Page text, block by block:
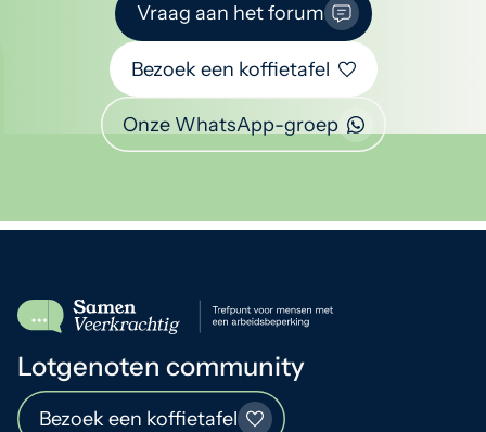
Vraag aan het forum
Bezoek een koffietafel
Onze WhatsApp-groep
Lotgenoten community
Bezoek een koffietafel